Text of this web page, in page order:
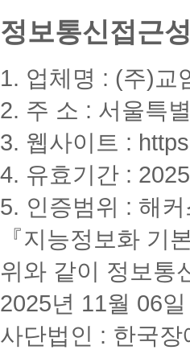
정보통신접근
1. 업체명 : (주)교
2. 주 소 : 서울특
3. 웹사이트 :
4. 유효기간 :
5. 인증범위 : 해
『지능정보화 기
위와 같이 정보통
2025년 11월 06일
사단법인 : 한국